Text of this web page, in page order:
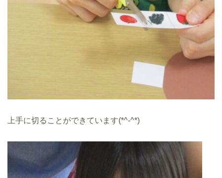
上手に切ることができています(*^-^*)